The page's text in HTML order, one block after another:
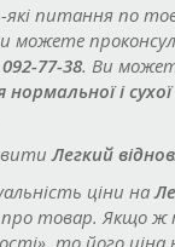
питання по
можете
77-38. Ви
і
Легкий
ціни на
про товар. Якщо
то його